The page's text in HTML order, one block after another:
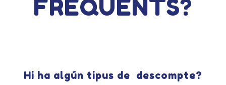
FREQÜENTS?
Hi ha algún tipus de descompte?